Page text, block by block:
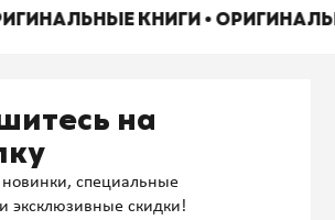
КНИГИ •
на
новинки, специальные
эксклюзивные скидки!